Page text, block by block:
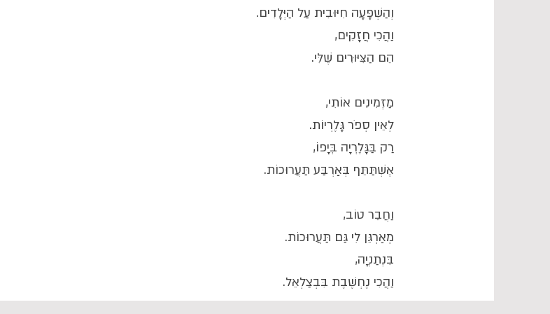
וְהַשְׁפָּעָה חִיּוּבִית עַל הַיְּלָדִים.
וַהֲכִי חֲזָקִים,
הֵם הַצִּיּוּרִים שֶׁלִּי.
מַזְמִינִים אוֹתִי,
לְאֵין סְפֹר גָּלֶרְיוֹת.
רַק בַּגָּלֶרְיָה בְּיָפוֹ,
אֶשְׁתַּתֵּף בְּאַרְבַּע תַּעֲרוּכוֹת.
וַחֲבֵר טוֹב,
מְאַרְגֵּן לִי גַּם תַּעֲרוּכוֹת.
בִּנְתַנְיָה,
וַהֲכִי נֶחְשֶׁבֶת בִּבְצַלְאֵל.